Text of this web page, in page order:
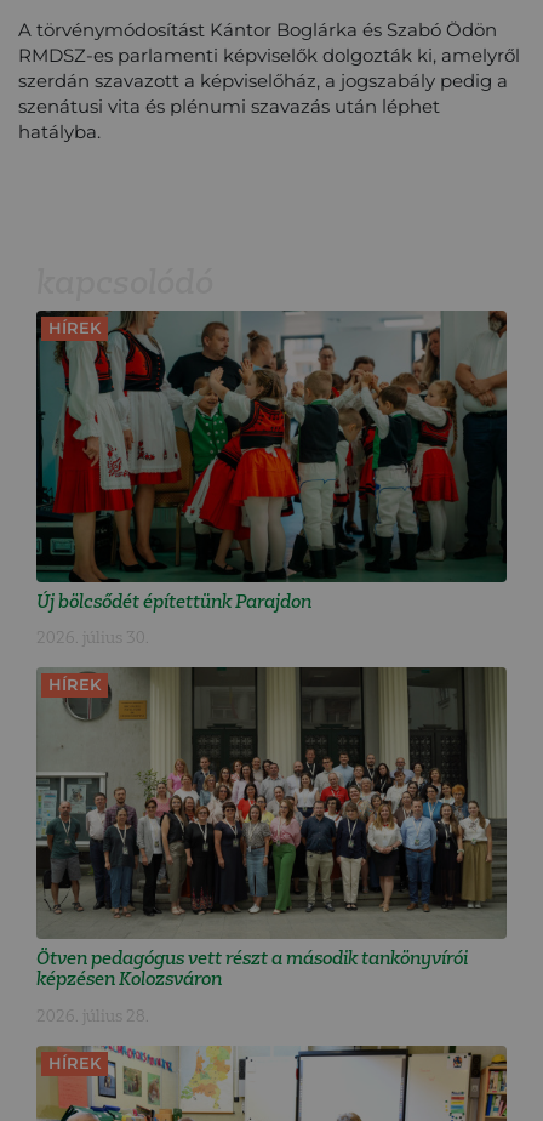
A törvénymódosítást Kántor Boglárka és Szabó Ödön
RMDSZ-es parlamenti képviselők dolgozták ki, amelyről
szerdán szavazott a képviselőház, a jogszabály pedig a
szenátusi vita és plénumi szavazás után léphet
hatályba.
HÍREK
Új bölcsődét építettünk Parajdon
2026. július 30.
HÍREK
Ötven pedagógus vett részt a második tankönyvírói
képzésen Kolozsváron
2026. július 28.
HÍREK